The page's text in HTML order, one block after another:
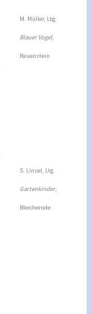
M. Müller, Ltg.
Blauer Vogel,
Rauenstein
S. Linsel, Ltg.
Gartenkinder,
Bleicherode